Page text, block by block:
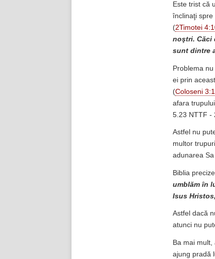
Este trist că
înclinaţi spre
(2Timotei
noştri. Căci
sunt dintre
Problema
ei prin
(Coloseni
afara
5.23 NTTF -
Astfel nu
multor
adunarea
Biblia
umblăm în
Isus
Astfel dacă
atunci nu
Ba mai mult,
ajung pradă